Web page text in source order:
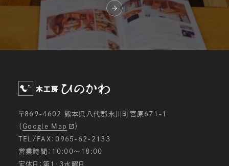
〒869-4602 熊本県八代郡氷川町宮原671-1
（ Google Map
）
TEL/FAX：0965-62-2133
営業時間：10:00〜18:00
定休日：第1・3水曜日